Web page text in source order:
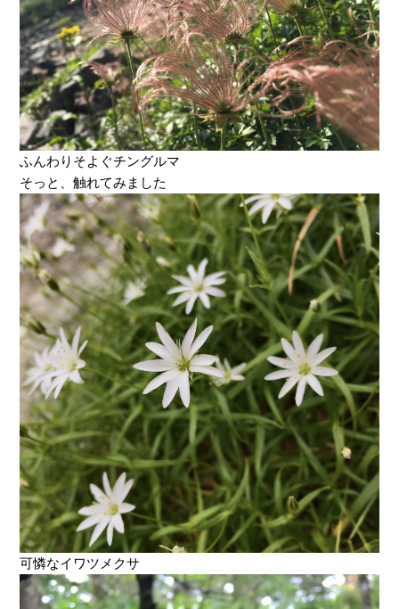
ふんわりそよぐチングルマ
そっと、触れてみました
可憐なイワツメクサ